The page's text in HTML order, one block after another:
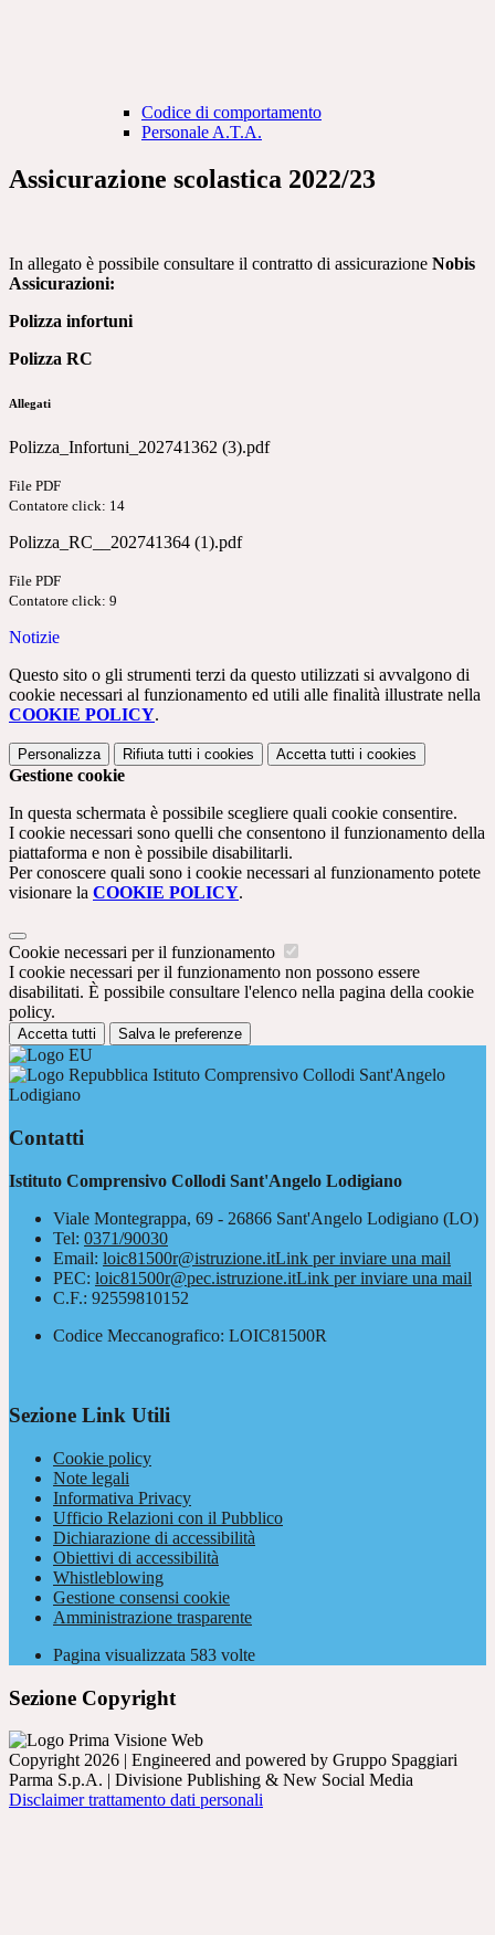
Codice di comportamento
Personale A.T.A.
Assicurazione scolastica 2022/23
In allegato è possibile consultare il contratto di assicurazione Nobis
Assicurazioni:
Polizza infortuni
Polizza RC
Allegati
Polizza_Infortuni_202741362 (3).pdf
File PDF
Contatore click: 14
Polizza_RC__202741364 (1).pdf
File PDF
Contatore click: 9
Notizie
Questo sito o gli strumenti terzi da questo utilizzati si avvalgono di
cookie necessari al funzionamento ed utili alle finalità illustrate nella
COOKIE POLICY.
Personalizza Rifiuta tutti i cookies Accetta tutti i cookies
Gestione cookie
In questa schermata è possibile scegliere quali cookie consentire.
I cookie necessari sono quelli che consentono il funzionamento della
piattaforma e non è possibile disabilitarli.
Per conoscere quali sono i cookie necessari al funzionamento potete
visionare la COOKIE POLICY.
Cookie necessari per il funzionamento
I cookie necessari per il funzionamento non possono essere
disabilitati. È possibile consultare l'elenco nella pagina della cookie
policy.
Accetta tutti Salva le preferenze
Istituto Comprensivo Collodi Sant'Angelo
Lodigiano
Contatti
Istituto Comprensivo Collodi Sant'Angelo Lodigiano
Viale Montegrappa, 69 - 26866 Sant'Angelo Lodigiano (LO)
Tel: 0371/90030
Email: loic81500r@istruzione.itLink per inviare una mail
PEC: loic81500r@pec.istruzione.itLink per inviare una mail
C.F.: 92559810152
Codice Meccanografico: LOIC81500R
Sezione Link Utili
Cookie policy
Note legali
Informativa Privacy
Ufficio Relazioni con il Pubblico
Dichiarazione di accessibilità
Obiettivi di accessibilità
Whistleblowing
Gestione consensi cookie
Amministrazione trasparente
Pagina visualizzata 583 volte
Sezione Copyright
Copyright 2026 | Engineered and powered by Gruppo Spaggiari
Parma S.p.A. | Divisione Publishing & New Social Media
Disclaimer trattamento dati personali